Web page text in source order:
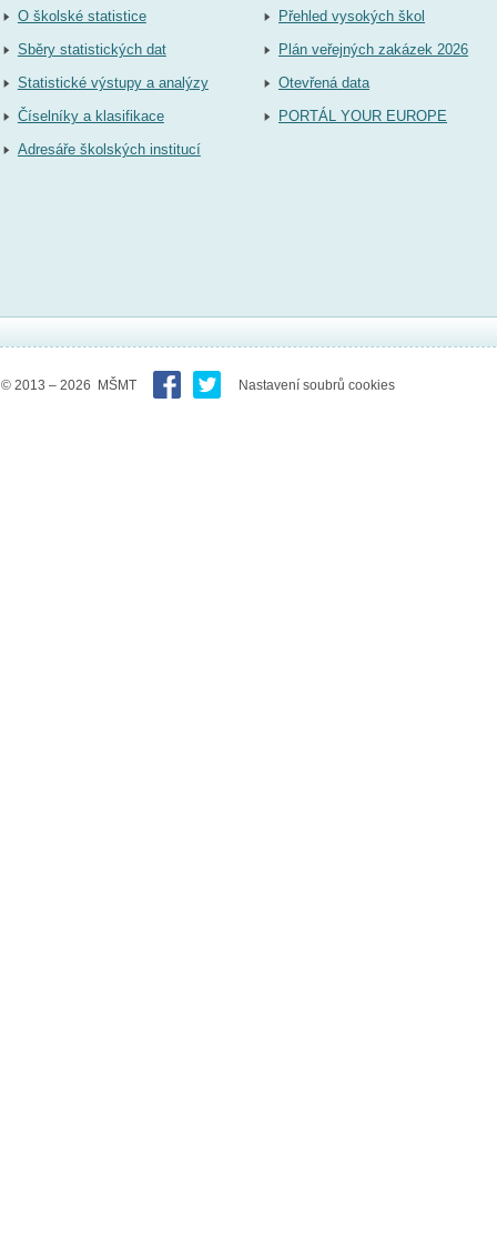
O školské statistice
Sběry statistických dat
Statistické výstupy a analýzy
Číselníky a klasifikace
Adresáře školských institucí
Přehled vysokých škol
Plán veřejných zakázek 2026
Otevřená data
PORTÁL YOUR EUROPE
© 2013 – 2026 MŠMT Nastavení soubrů cookies